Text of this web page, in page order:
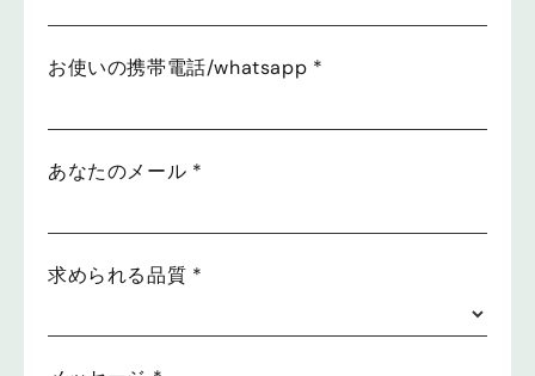
お使いの携帯電話/whatsapp *
あなたのメール *
求められる品質 *